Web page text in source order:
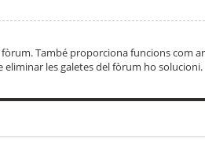
També proporciona funcions com
eliminar les galetes del fòrum ho solucioni.